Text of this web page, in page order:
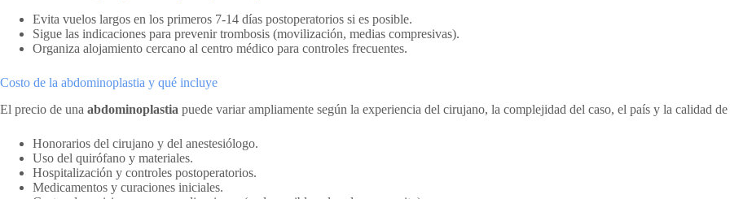
Evita vuelos largos en los primeros 7-14 días postoperatorios si es posible.
Sigue las indicaciones para prevenir trombosis (movilización, medias compresivas).
Organiza alojamiento cercano al centro médico para controles frecuentes.
Costo de la abdominoplastia y qué incluye
El precio de una abdominoplastia puede variar ampliamente según la experiencia del cirujano, la complejidad del caso, el país y la calidad
Honorarios del cirujano y del anestesiólogo.
Uso del quirófano y materiales.
Hospitalización y controles postoperatorios.
Medicamentos y curaciones iniciales.